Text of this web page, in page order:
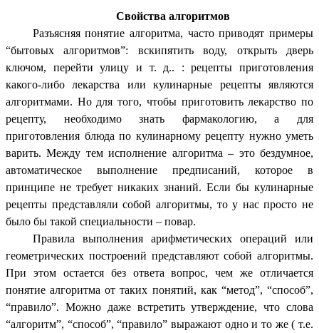
Свойства алгоритмов
Разъясняя понятие алгоритма, часто приводят примеры
“бытовых алгоритмов”: вскипятить воду, открыть дверь
ключом, перейти улицу и т. д.. : рецепты приготовления
какого-либо лекарства или кулинарные рецепты являются
алгоритмами. Но для того, чтобы приготовить лекарство по
рецепту, необходимо знать фармакологию, а для
приготовления блюда по кулинарному рецепту нужно уметь
варить. Между тем исполнение алгоритма – это бездумное,
автоматическое выполнение предписаний, которое в
принципе не требует никаких знаний. Если бы кулинарные
рецепты представляли собой алгоритмы, то у нас просто не
было бы такой специальности – повар.
Правила выполнения арифметических операций или
геометрических построений представляют собой алгоритмы.
При этом остается без ответа вопрос, чем же отличается
понятие алгоритма от таких понятий, как “метод”, “способ”,
“правило”. Можно даже встретить утверждение, что слова
“алгоритм”, “способ”, “правило” выражают одно и то же ( т.е.